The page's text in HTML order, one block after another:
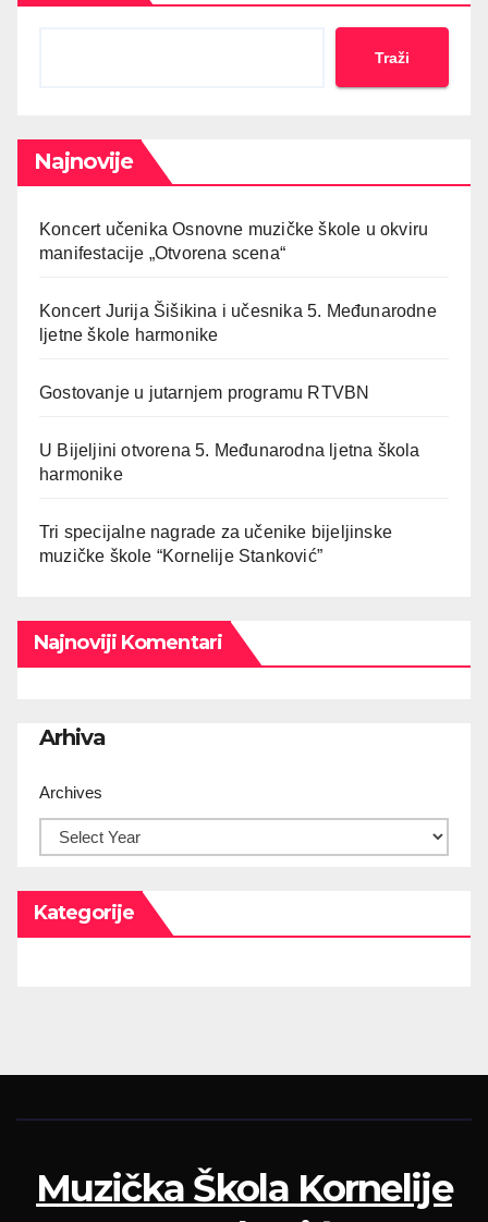
Traži
Najnovije
Koncert učenika Osnovne muzičke škole u okviru
manifestacije „Otvorena scena“
Koncert Jurija Šišikina i učesnika 5. Međunarodne
ljetne škole harmonike
Gostovanje u jutarnjem programu RTVBN
U Bijeljini otvorena 5. Međunarodna ljetna škola
harmonike
Tri specijalne nagrade za učenike bijeljinske
muzičke škole “Kornelije Stanković”
Najnoviji Komentari
Arhiva
Archives
Kategorije
Muzička Škola Kornelije